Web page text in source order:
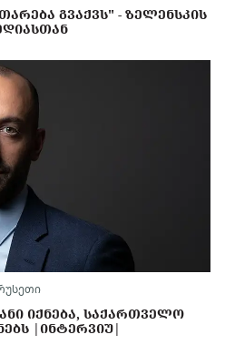
ᲒᲕᲐᲥᲕᲡ" - ᲖᲔᲚᲔᲜᲡᲙᲘᲡ
ᲘᲥᲜᲔᲑᲐ, ᲡᲐᲥᲐᲠᲗᲕᲔᲚᲝ
|ᲘᲜᲢᲔᲠᲕᲘᲣ|